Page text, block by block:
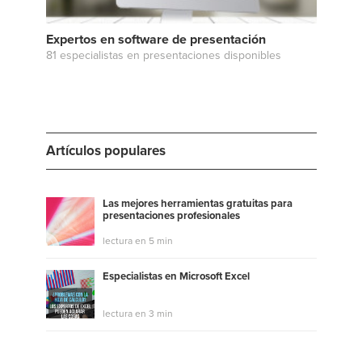
Expertos en software de presentación
81 especialistas en presentaciones disponibles
Artículos populares
Las mejores herramientas gratuitas para
presentaciones profesionales
lectura en 5 min
Especialistas en Microsoft Excel
lectura en 3 min